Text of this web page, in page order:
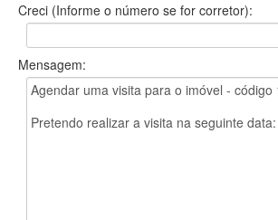
Creci (Informe o número se for corretor):
Mensagem: